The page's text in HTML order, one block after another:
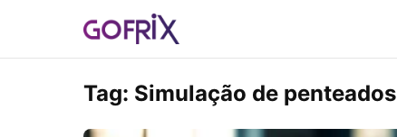
Tag: Simulação de penteados